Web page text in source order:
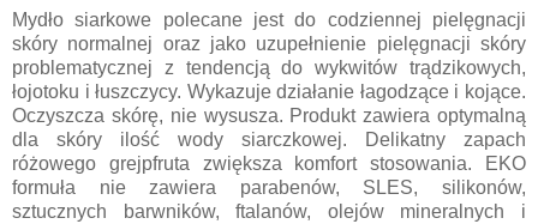
Mydło siarkowe polecane jest do codziennej pielęgnacji
skóry normalnej oraz jako uzupełnienie pielęgnacji skóry
problematycznej z tendencją do wykwitów trądzikowych,
łojotoku i łuszczycy. Wykazuje działanie łagodzące i kojące.
Oczyszcza skórę, nie wysusza. Produkt zawiera optymalną
dla skóry ilość wody siarczkowej. Delikatny zapach
różowego grejpfruta zwiększa komfort stosowania. EKO
formuła nie zawiera parabenów, SLES, silikonów,
sztucznych barwników, ftalanów, olejów mineralnych i